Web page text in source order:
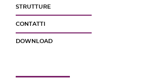
STRUTTURE
CONTATTI
DOWNLOAD